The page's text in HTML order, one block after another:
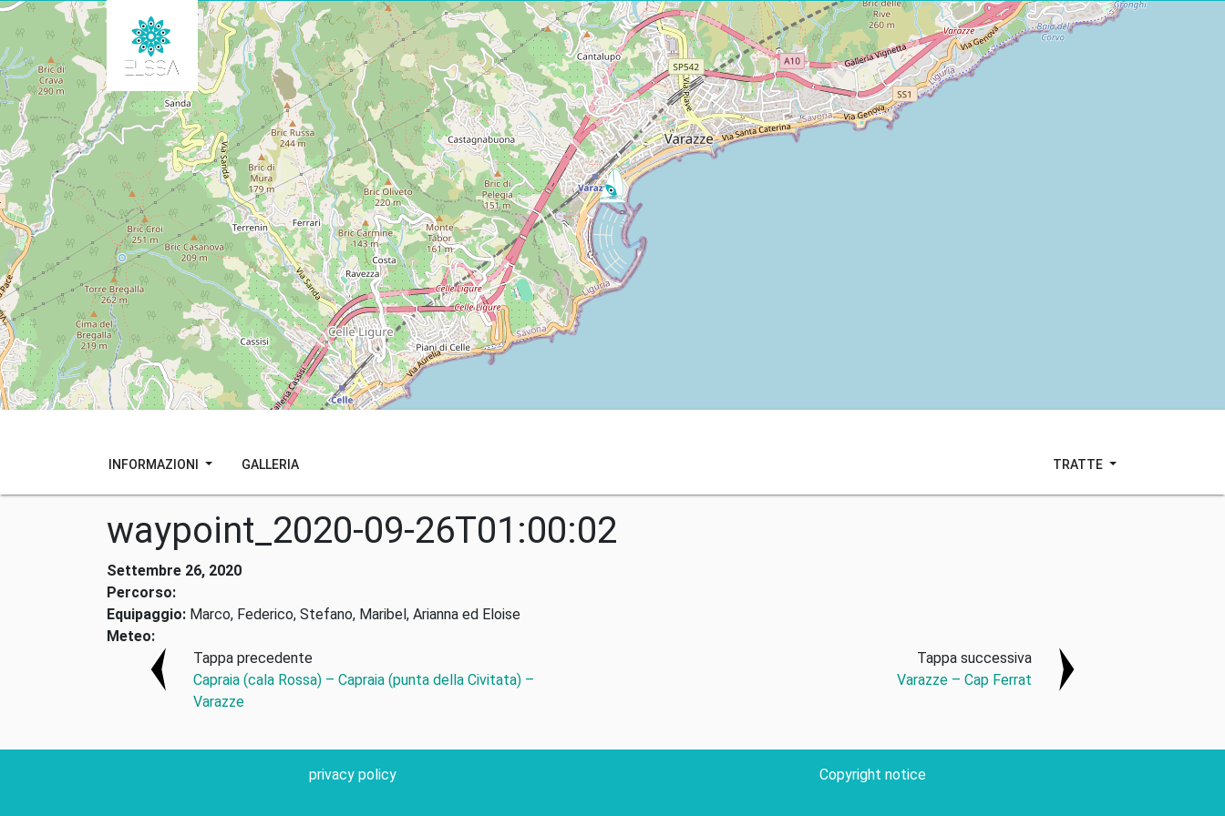
INFORMAZIONI GALLERIA TRATTE
waypoint_2020-09-26T01:00:02
Settembre 26, 2020
Percorso:
Equipaggio: Marco, Federico, Stefano, Maribel, Arianna ed Eloise
Meteo:
Tappa precedente
Capraia (cala Rossa) – Capraia (punta della Civitata) –
Varazze
Tappa successiva
Varazze – Cap Ferrat
privacy policy Copyright notice